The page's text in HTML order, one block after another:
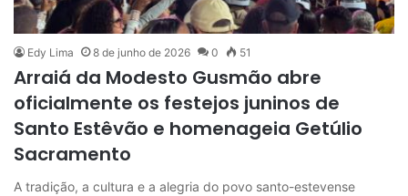
Edy Lima 8 de junho de 2026 0 51
Arraiá da Modesto Gusmão abre
oficialmente os festejos juninos de
Santo Estêvão e homenageia Getúlio
Sacramento
A tradição, a cultura e a alegria do povo santo-estevense